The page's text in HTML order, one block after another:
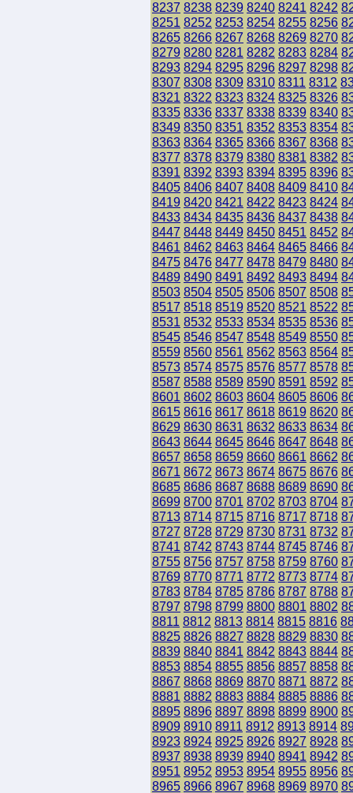
8237 8238 8239 8240 8241 8242
8251 8252 8253 8254 8255 8256
8265 8266 8267 8268 8269 8270
8279 8280 8281 8282 8283 8284
8293 8294 8295 8296 8297 8298
8307 8308 8309 8310 8311 8312
8321 8322 8323 8324 8325 8326
8335 8336 8337 8338 8339 8340
8349 8350 8351 8352 8353 8354
8363 8364 8365 8366 8367 8368
8377 8378 8379 8380 8381 8382
8391 8392 8393 8394 8395 8396
8405 8406 8407 8408 8409 8410
8419 8420 8421 8422 8423 8424
8433 8434 8435 8436 8437 8438
8447 8448 8449 8450 8451 8452
8461 8462 8463 8464 8465 8466
8475 8476 8477 8478 8479 8480
8489 8490 8491 8492 8493 8494
8503 8504 8505 8506 8507 8508
8517 8518 8519 8520 8521 8522
8531 8532 8533 8534 8535 8536
8545 8546 8547 8548 8549 8550
8559 8560 8561 8562 8563 8564
8573 8574 8575 8576 8577 8578
8587 8588 8589 8590 8591 8592
8601 8602 8603 8604 8605 8606
8615 8616 8617 8618 8619 8620
8629 8630 8631 8632 8633 8634
8643 8644 8645 8646 8647 8648
8657 8658 8659 8660 8661 8662
8671 8672 8673 8674 8675 8676
8685 8686 8687 8688 8689 8690
8699 8700 8701 8702 8703 8704
8713 8714 8715 8716 8717 8718
8727 8728 8729 8730 8731 8732
8741 8742 8743 8744 8745 8746
8755 8756 8757 8758 8759 8760
8769 8770 8771 8772 8773 8774
8783 8784 8785 8786 8787 8788
8797 8798 8799 8800 8801 8802
8811 8812 8813 8814 8815 8816
8825 8826 8827 8828 8829 8830
8839 8840 8841 8842 8843 8844
8853 8854 8855 8856 8857 8858
8867 8868 8869 8870 8871 8872
8881 8882 8883 8884 8885 8886
8895 8896 8897 8898 8899 8900
8909 8910 8911 8912 8913 8914
8923 8924 8925 8926 8927 8928
8937 8938 8939 8940 8941 8942
8951 8952 8953 8954 8955 8956
8965 8966 8967 8968 8969 8970